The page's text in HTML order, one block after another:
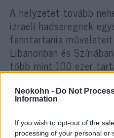
Neokohn - Do Not
Information
If you wish to opt-out of the
processing of your personal or
A helyzetet tovább
izraeli hadseregnek
fenntartania
Libanonban és
több mint 100 ezer
Brutális